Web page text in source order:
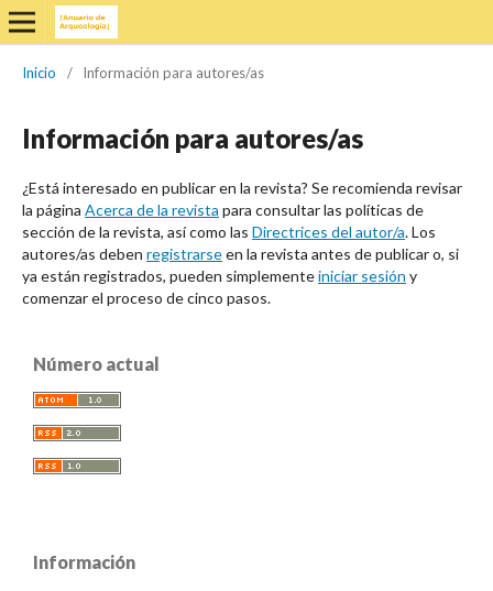
Inicio / Información para autores/as
Información para autores/as
¿Está interesado en publicar en la revista? Se recomienda revisar
la página Acerca de la revista para consultar las políticas de
sección de la revista, así como las Directrices del autor/a. Los
autores/as deben registrarseen la revista antes de publicar o, si
ya están registrados, pueden simplementeiniciar sesión y
comenzar el proceso de cinco pasos.
Número actual
Información